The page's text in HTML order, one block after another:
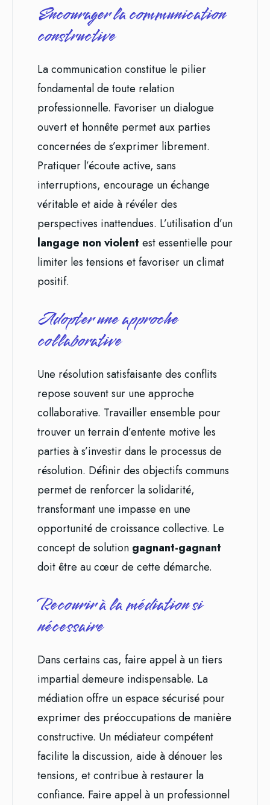
Encourager la communication
constructive
La communication constitue le pilier
fondamental de toute relation
professionnelle. Favoriser un dialogue
ouvert et honnête permet aux parties
concernées de s’exprimer librement.
Pratiquer l’écoute active, sans
interruptions, encourage un échange
véritable et aide à révéler des
perspectives inattendues. L’utilisation d’un
langage non violent est essentielle pour
limiter les tensions et favoriser un climat
positif.
Adopter une approche
collaborative
Une résolution satisfaisante des conflits
repose souvent sur une approche
collaborative. Travailler ensemble pour
trouver un terrain d’entente motive les
parties à s’investir dans le processus de
résolution. Définir des objectifs communs
permet de renforcer la solidarité,
transformant une impasse en une
opportunité de croissance collective. Le
concept de solution gagnant-gagnant
doit être au cœur de cette démarche.
Recourir à la médiation si
nécessaire
Dans certains cas, faire appel à un tiers
impartial demeure indispensable. La
médiation offre un espace sécurisé pour
exprimer des préoccupations de manière
constructive. Un médiateur compétent
facilite la discussion, aide à dénouer les
tensions, et contribue à restaurer la
confiance. Faire appel à un professionnel